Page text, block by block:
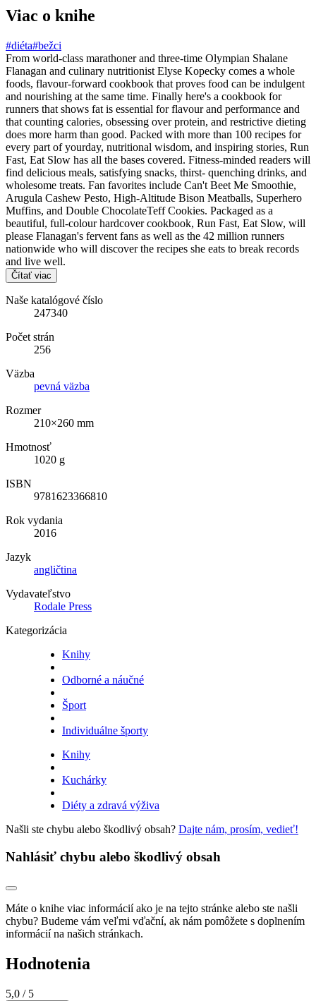
Viac o knihe
#diéta#bežci
From world-class marathoner and three-time Olympian Shalane
Flanagan and culinary nutritionist Elyse Kopecky comes a whole
foods, flavour-forward cookbook that proves food can be indulgent
and nourishing at the same time. Finally here's a cookbook for
runners that shows fat is essential for flavour and performance and
that counting calories, obsessing over protein, and restrictive dieting
does more harm than good. Packed with more than 100 recipes for
every part of yourday, nutritional wisdom, and inspiring stories, Run
Fast, Eat Slow has all the bases covered. Fitness-minded readers will
find delicious meals, satisfying snacks, thirst- quenching drinks, and
wholesome treats. Fan favorites include Can't Beet Me Smoothie,
Arugula Cashew Pesto, High-Altitude Bison Meatballs, Superhero
Muffins, and Double ChocolateTeff Cookies. Packaged as a
beautiful, full-colour hardcover cookbook, Run Fast, Eat Slow, will
please Flanagan's fervent fans as well as the 42 million runners
nationwide who will discover the recipes she eats to break records
and live well.
Čítať viac
Naše katalógové číslo
247340
Počet strán
256
Väzba
pevná väzba
Rozmer
210×260 mm
Hmotnosť
1020 g
ISBN
9781623366810
Rok vydania
2016
Jazyk
angličtina
Vydavateľstvo
Rodale Press
Kategorizácia
Knihy
Odborné a náučné
Šport
Individuálne športy
Knihy
Kuchárky
Diéty a zdravá výživa
Našli ste chybu alebo škodlivý obsah? Dajte nám, prosím, vedieť!
Nahlásiť chybu alebo škodlivý obsah
Máte o knihe viac informácií ako je na tejto stránke alebo ste našli
chybu? Budeme vám veľmi vďační, ak nám pomôžete s doplnením
informácií na našich stránkach.
Hodnotenia
5,0 / 5